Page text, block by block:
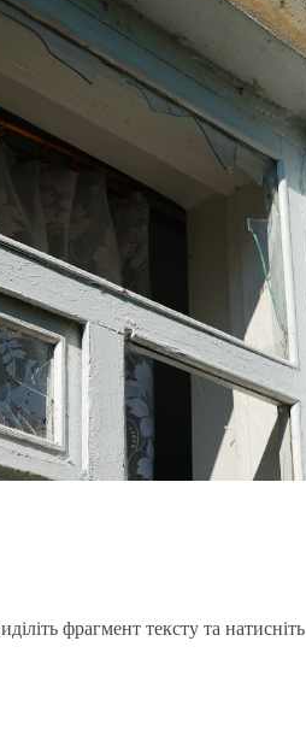
фрагмент тексту та натисніть